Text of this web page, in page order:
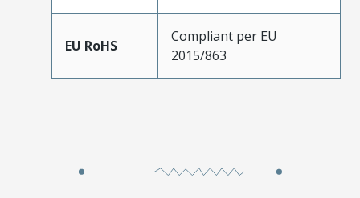
EU RoHS
Compliant per EU
2015/863